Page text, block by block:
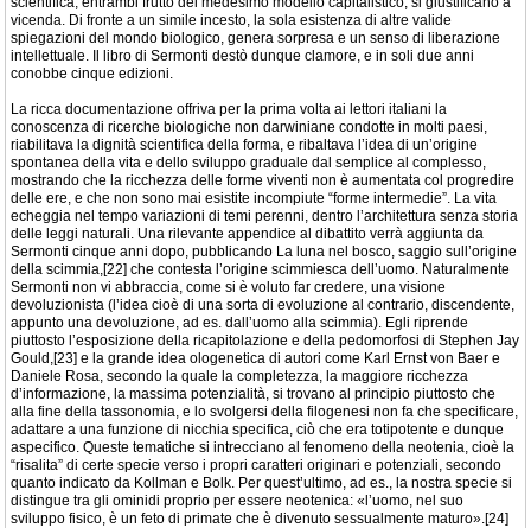
vicenda. Di fronte a un simile incesto, la sola esistenza di altre valide
spiegazioni del mondo biologico, genera sorpresa e un senso di liberazione
intellettuale. Il libro di Sermonti destò dunque clamore, e in soli due anni
conobbe cinque edizioni.
La ricca documentazione offriva per la prima volta ai lettori italiani la
conoscenza di ricerche biologiche non darwiniane condotte in molti paesi,
riabilitava la dignità scientifica della forma, e ribaltava l’idea di un’origine
spontanea della vita e dello sviluppo graduale dal semplice al complesso,
mostrando che la ricchezza delle forme viventi non è aumentata col progredire
delle ere, e che non sono mai esistite incompiute “forme intermedie”. La vita
echeggia nel tempo variazioni di temi perenni, dentro l’architettura senza storia
delle leggi naturali. Una rilevante appendice al dibattito verrà aggiunta da
Sermonti cinque anni dopo, pubblicando La luna nel bosco, saggio sull’origine
della scimmia,[22] che contesta l’origine scimmiesca dell’uomo. Naturalmente
Sermonti non vi abbraccia, come si è voluto far credere, una visione
devoluzionista (l’idea cioè di una sorta di evoluzione al contrario, discendente,
appunto una devoluzione, ad es. dall’uomo alla scimmia). Egli riprende
piuttosto l’esposizione della ricapitolazione e della pedomorfosi di Stephen Jay
Gould,[23] e la grande idea ologenetica di autori come Karl Ernst von Baer e
Daniele Rosa, secondo la quale la completezza, la maggiore ricchezza
d’informazione, la massima potenzialità, si trovano al principio piuttosto che
alla fine della tassonomia, e lo svolgersi della filogenesi non fa che specificare,
adattare a una funzione di nicchia specifica, ciò che era totipotente e dunque
aspecifico. Queste tematiche si intrecciano al fenomeno della neotenia, cioè la
“risalita” di certe specie verso i propri caratteri originari e potenziali, secondo
quanto indicato da Kollman e Bolk. Per quest’ultimo, ad es., la nostra specie si
distingue tra gli ominidi proprio per essere neotenica: «l’uomo, nel suo
sviluppo fisico, è un feto di primate che è divenuto sessualmente maturo».[24]